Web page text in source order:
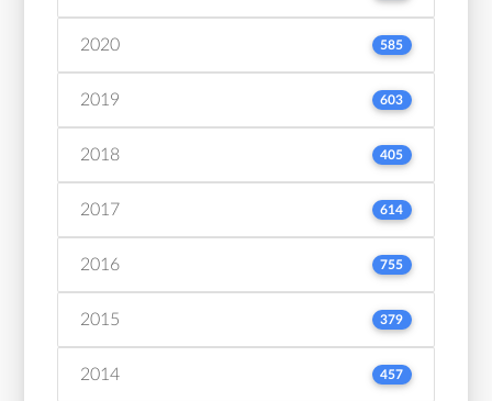
2020 585
2019 603
2018 405
2017 614
2016 755
2015 379
2014 457